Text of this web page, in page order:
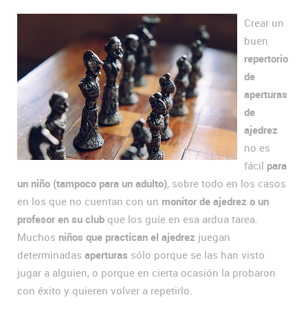
Crear un
buen
repertorio
de
aperturas
de
ajedrez
no es
fácil para
un niño (tampoco para un adulto), sobre todo en los casos
en los que no cuentan con un monitor de ajedrez o un
profesor en su club que los guíe en esa ardua tarea.
Muchos niños que practican el ajedrez juegan
determinadas aperturas sólo porque se las han visto
jugar a alguien, o porque en cierta ocasión la probaron
con éxito y quieren volver a repetirlo.